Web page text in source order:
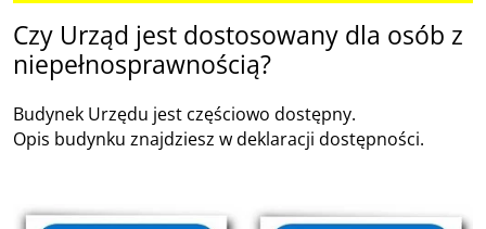
Czy Urząd jest dostosowany dla osób z
niepełnosprawnością?
Budynek Urzędu jest częściowo dostępny.
Opis budynku znajdziesz w deklaracji dostępności.